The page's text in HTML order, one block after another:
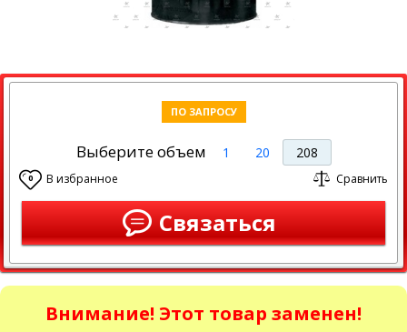
ПО ЗАПРОСУ
Выберите объем 1 20 208
0 В избранное Сравнить
Связаться
Внимание! Этот товар заменен!